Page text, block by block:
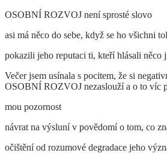
OSOBNÍ ROZVOJ není sprosté slovo
asi má něco do sebe, když se ho všichni
pokazili jeho reputaci ti, kteří hlásali něco
Večer jsem usínala s pocitem, že si
OSOBNÍ ROZVOJ nezaslouží a o to víc
mou pozornost
návrat na výsluní v povědomí o tom, co
očištění od rozumové degradace jeho